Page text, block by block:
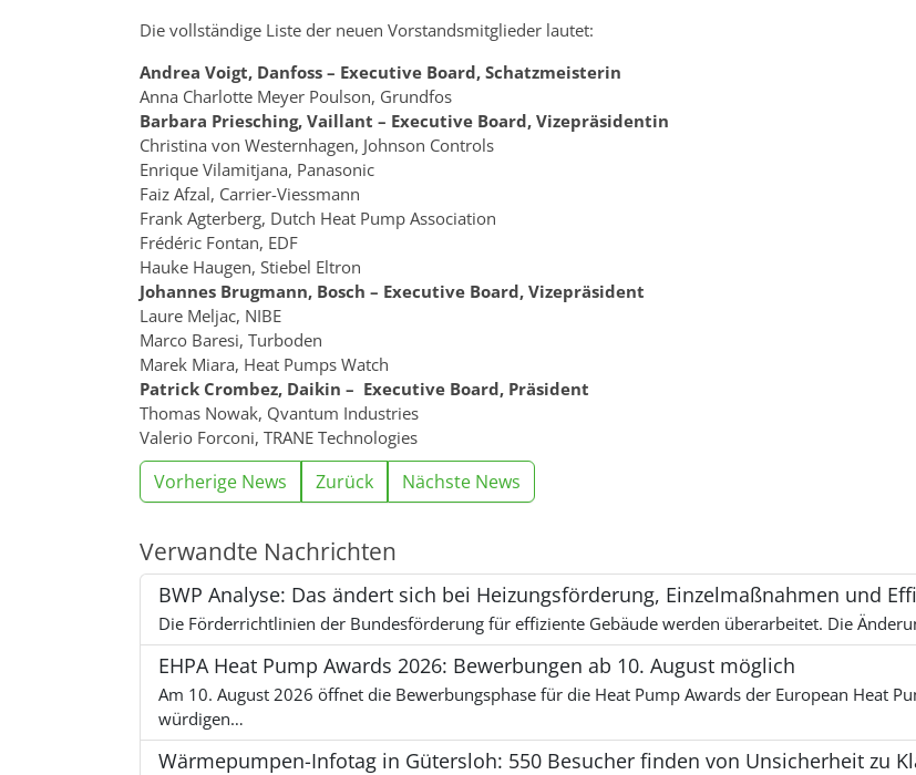
Die vollständige Liste der neuen Vorstandsmitglieder lautet:
Andrea Voigt, Danfoss – Executive Board, Schatzmeisterin
Anna Charlotte Meyer Poulson, Grundfos
Barbara Priesching, Vaillant – Executive Board, Vizepräsidentin
Christina von Westernhagen, Johnson Controls
Enrique Vilamitjana, Panasonic
Faiz Afzal, Carrier-Viessmann
Frank Agterberg, Dutch Heat Pump Association
Frédéric Fontan, EDF
Hauke Haugen, Stiebel Eltron
Johannes Brugmann, Bosch – Executive Board, Vizepräsident
Laure Meljac, NIBE
Marco Baresi, Turboden
Marek Miara, Heat Pumps Watch
Patrick Crombez, Daikin – Executive Board, Präsident
Thomas Nowak, Qvantum Industries
Valerio Forconi, TRANE Technologies
Vorherige News Zurück Nächste News
Verwandte Nachrichten
BWP Analyse: Das ändert sich bei Heizungsförderung, Einzelmaßnahmen und
Die Förderrichtlinien der Bundesförderung für effiziente Gebäude werden überarbeitet. Die
EHPA Heat Pump Awards 2026: Bewerbungen ab 10. August möglich
Am 10. August 2026 öffnet die Bewerbungsphase für die Heat Pump Awards der European Heat
würdigen…
Wärmepumpen-Infotag in Gütersloh: 550 Besucher finden von Unsicherheit zu